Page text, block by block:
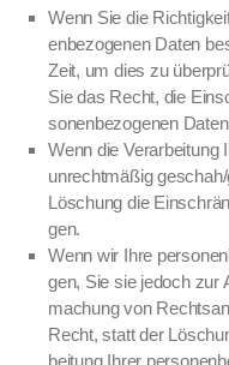
Wenn Sie die
en­be­zo­ge­nen Dat­en
Zeit, um dies zu
Sie das Recht, die
so­n­en­be­zo­ge­nen
Wenn die Ver­ar­beitung
unrecht­mäßig
Löschung die
gen.
Wenn wir Ihre
gen, Sie sie jedoch zur
machung von
Recht, statt der
beitung Ihrer